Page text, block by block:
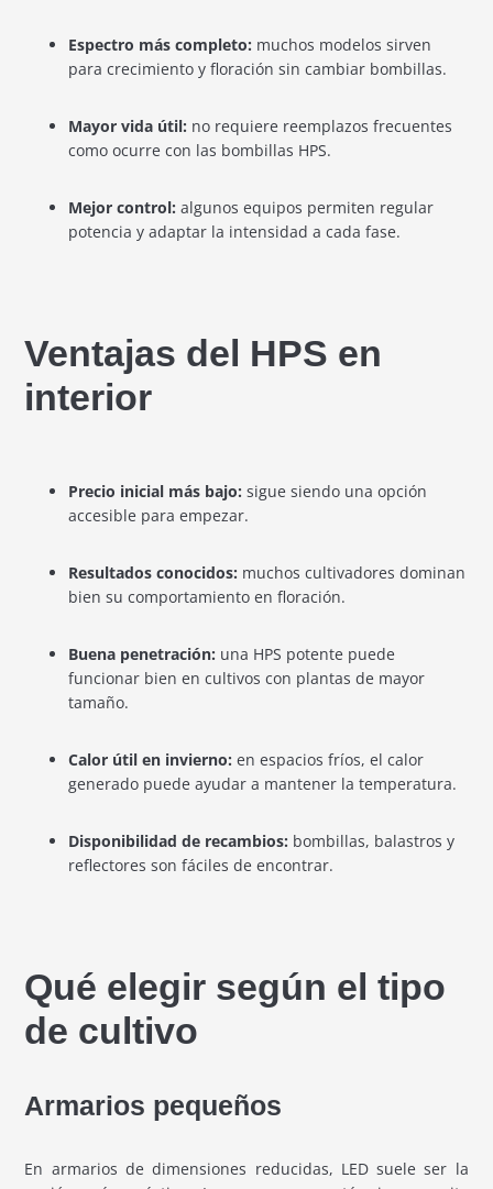
Espectro más completo: muchos modelos sirven
para crecimiento y floración sin cambiar bombillas.
Mayor vida útil: no requiere reemplazos frecuentes
como ocurre con las bombillas HPS.
Mejor control: algunos equipos permiten regular
potencia y adaptar la intensidad a cada fase.
Ventajas del HPS en
interior
Precio inicial más bajo: sigue siendo una opción
accesible para empezar.
Resultados conocidos: muchos cultivadores dominan
bien su comportamiento en floración.
Buena penetración: una HPS potente puede
funcionar bien en cultivos con plantas de mayor
tamaño.
Calor útil en invierno: en espacios fríos, el calor
generado puede ayudar a mantener la temperatura.
Disponibilidad de recambios: bombillas, balastros y
reflectores son fáciles de encontrar.
Qué elegir según el tipo
de cultivo
Armarios pequeños
En armarios de dimensiones reducidas, LED suele ser la